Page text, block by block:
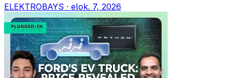
ELEKTROBAYS · elok. 7, 2026